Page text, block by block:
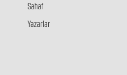
Sahaf
Yazarlar